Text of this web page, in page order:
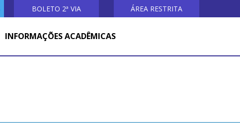
BOLETO 2ª VIA ÁREA RESTRITA
INFORMAÇÕES ACADÊMICAS